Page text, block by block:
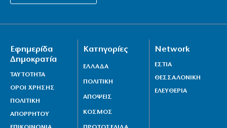
Εφημερίδα
Δημοκρατία
ΤΑΥΤΟΤΗΤΑ
ΟΡΟΙ ΧΡΗΣΗΣ
ΠΟΛΙΤΙΚΗ
ΑΠΟΡΡΗΤΟΥ
Κατηγορίες
ΕΛΛΑΔΑ
ΠΟΛΙΤΙΚΗ
ΑΠΟΨΕΙΣ
ΚΟΣΜΟΣ
Network
ΕΣΤΙΑ
ΘΕΣΣΑΛΟΝΙΚΗ
ΕΛΕΥΘΕΡΙΑ